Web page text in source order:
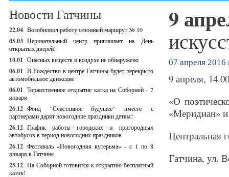
Новости Гатчины
22.04 Возобновил работу сезонный маршрут № 10
05.03 Перинатальный центр приглашает на День
открытых дверей!
10.01 Опасных веществ в воздухе не обнаружено
06.01 В Рождество в центре Гатчины будет перекрыто
автомобильное движение
06.01 Торжественное открытие катка на Соборной - 7
января
26.12 Фонд "Счастливое будущее" вместе с
партнерами дарят новогодние праздники детям!
26.12 График работы городских и пригородных
автобусов в период новогодних праздников
26.12 Фестиваль «Новогодняя кутерьма» - с 1 по 8
января в Гатчине
25.12 На Соборной готовится к открытию бесплатный
каток!
9
07 апреля 2016
9 апреля, 14.00
«О
«Меридиан» и
Центральная
Гатчина, ул.